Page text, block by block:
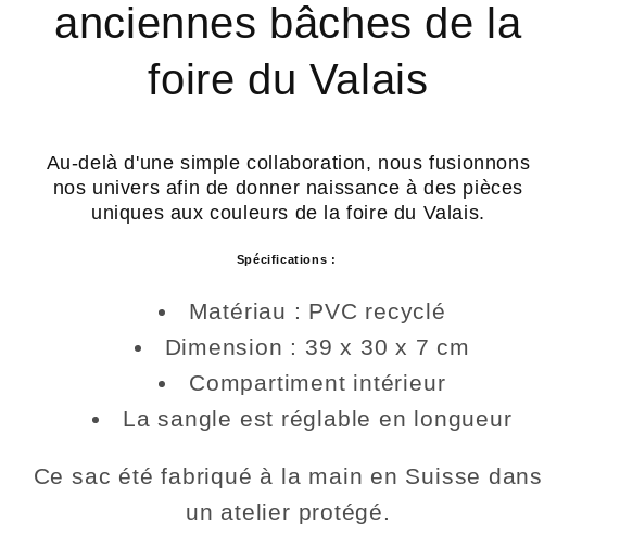
anciennes bâches de la
foire du Valais
Au-delà d'une simple collaboration, nous fusionnons
nos univers afin de donner naissance àdes pièces
uniques aux couleurs de la foire du Valais.
Spécifications :
Matériau : PVC recyclé
Dimension : 39 x 30 x 7 cm
Compartiment intérieur
La sangle est réglable en longueur
Ce sac été fabriqué à la main en Suisse dans
un atelier protégé.